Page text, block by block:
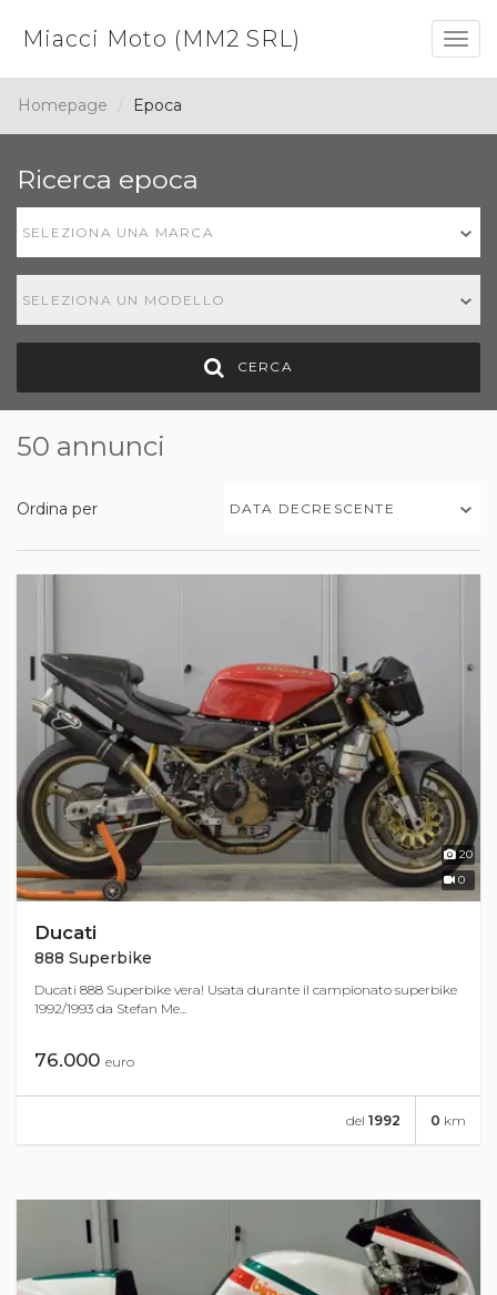
Miacci Moto (MM2 SRL)
Homepage Epoca
Ricerca epoca
SELEZIONA UNA MARCA
SELEZIONA UN MODELLO
CERCA
50 annunci
Ordina per DATA DECRESCENTE
20
0
Ducati
888 Superbike
Ducati 888 Superbike vera! Usata durante il campionato superbike
1992/1993 da Stefan Me...
76.000 euro
0 km
del 1992